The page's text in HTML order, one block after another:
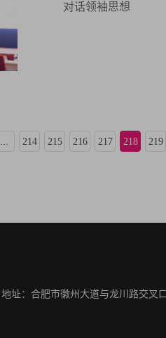
对话领袖思想
... 214 215 216 217 218 219
地址：合肥市徽州大道与龙川路交叉